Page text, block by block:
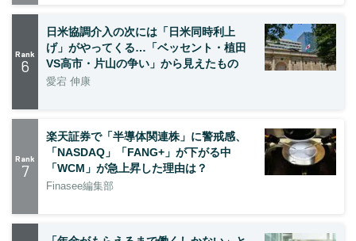
Rank
6
日米協調介入の次には「日米同時利上
げ」がやってくる…「ベッセント・植田
VS高市・片山の争い」から見えたもの
愛宕 伸康
Rank
7
楽天証券で「半導体関連株」に警戒感、
「NASDAQ」「FANG+」が下がる中
「WCM」が急上昇した理由は？
Finasee編集部